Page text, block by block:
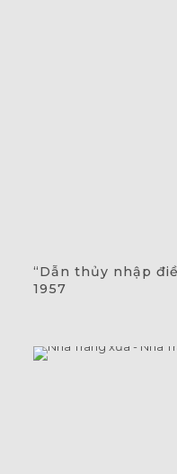
“Dẫn thủy nhập
1957